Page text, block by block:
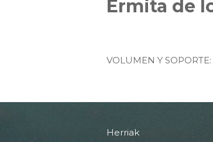
Ermita de
VOLUMEN Y
Herriak